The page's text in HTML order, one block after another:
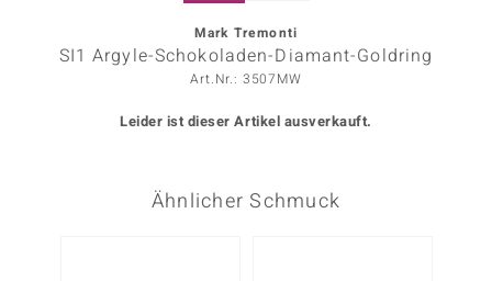
Mark Tremonti
SI1 Argyle-Schokoladen-Diamant-Goldring
Art.Nr.: 3507MW
Leider ist dieser Artikel ausverkauft.
Ähnlicher Schmuck